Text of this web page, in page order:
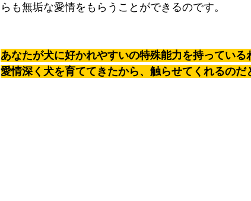
らも無垢な愛情をもらうことができるのです。
あなたが犬に好かれやすいの特殊能力を持ってい
愛情深く犬を育ててきたから、触らせてくれるのだ